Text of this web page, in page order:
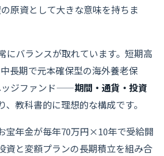
原資として大きな意味を持ちま
にバランスが取れています。短期高
長期で元本確保型の海外養老保
ッジファンド——期間・通貨・投資
、教科書的に理想的な構成です。
宝年金が毎年70万円×10年で受給開
資と変額プランの長期積立を組み合